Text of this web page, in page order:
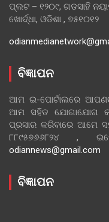
ପ୍ଲଟ – ୧୨୦୯, ଗଡସାହି
ଖୋର୍ଦ୍ଧା, ଓଡିଶା , ୭୫୧୦୧୨
ବିଜ୍ଞାପନ
ଆମ ଇ-ପୋର୍ଟାଲରେ
ଆମ ସହିତ ଯୋଗାଯୋଗ
ପ୍ରସାର କରିବାରେ ଆମେ
୮୮୯୫୭୬୬୮୨୪ ,
odiannews@gmail.com
ବିଜ୍ଞାପନ